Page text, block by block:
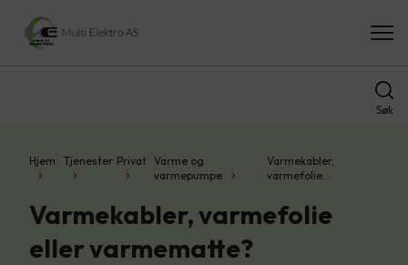
Søk
Hjem Tjenester Privat Varme og
varmepumpe
Varmekabler,
varmefolie…
Varmekabler, varmefolie
eller varmematte?